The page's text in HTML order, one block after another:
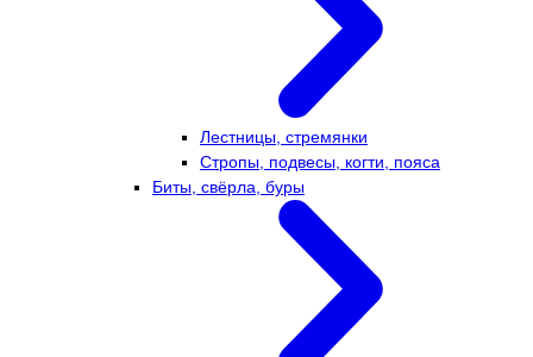
Лестницы, стремянки
Стропы, подвесы, когти, пояса
Биты, свёрла, буры